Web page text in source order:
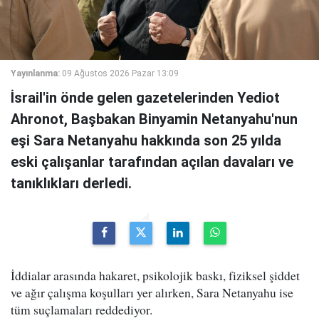
Yayınlanma: 09 Ağustos 2026 Pazar 13:09
İsrail'in önde gelen gazetelerinden Yediot
Ahronot, Başbakan Binyamin Netanyahu'nun
eşi Sara Netanyahu hakkında son 25 yılda
eski çalışanlar tarafından açılan davaları ve
tanıklıkları derledi.
İddialar arasında hakaret, psikolojik baskı, fiziksel şiddet
ve ağır çalışma koşulları yer alırken, Sara Netanyahu ise
tüm suçlamaları reddediyor.